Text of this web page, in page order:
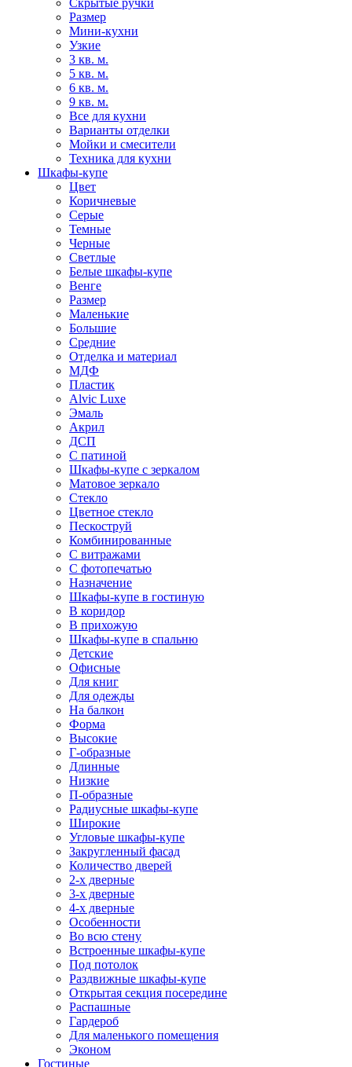
Скрытые ручки
Размер
Мини-кухни
Узкие
3 кв. м.
5 кв. м.
6 кв. м.
9 кв. м.
Все для кухни
Варианты отделки
Мойки и смесители
Техника для кухни
Шкафы-купе
Цвет
Коричневые
Серые
Темные
Черные
Светлые
Белые шкафы-купе
Венге
Размер
Маленькие
Большие
Средние
Отделка и материал
МДФ
Пластик
Alvic Luxe
Эмаль
Акрил
ДСП
С патиной
Шкафы-купе с зеркалом
Матовое зеркало
Стекло
Цветное стекло
Пескоструй
Комбинированные
С витражами
С фотопечатью
Назначение
Шкафы-купе в гостиную
В коридор
В прихожую
Шкафы-купе в спальню
Детские
Офисные
Для книг
Для одежды
На балкон
Форма
Высокие
Г-образные
Длинные
Низкие
П-образные
Радиусные шкафы-купе
Широкие
Угловые шкафы-купе
Закругленный фасад
Количество дверей
2-х дверные
3-х дверные
4-х дверные
Особенности
Во всю стену
Встроенные шкафы-купе
Под потолок
Раздвижные шкафы-купе
Открытая секция посередине
Распашные
Гардероб
Для маленького помещения
Эконом
Гостиные